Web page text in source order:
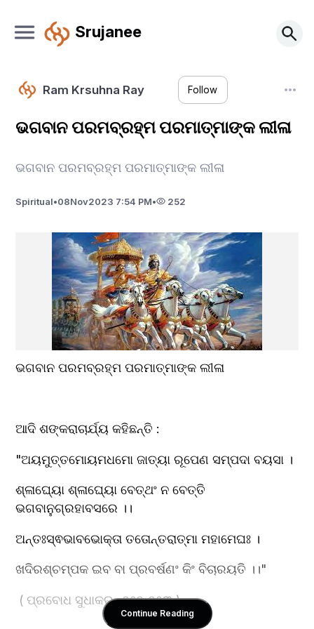
Srujanee
Ram Krsuhna Ray Follow
ଭଗବାନ ପରମବ୍ରହ୍ମ ପରମାତ୍ମାଙ୍କ ଲୀଳା
ଭଗବାନ ପରମବ୍ରହ୍ମ ପରମାତ୍ମାଙ୍କ ଲୀଳା
Spiritual•08Nov2023 7:54 PM• 252
ଭଗବାନ ପରମବ୍ରହ୍ମ ପରମାତ୍ମାଙ୍କ ଲୀଳା
ଆଦି ଶଙ୍କରାଚାର୍ଯ୍ୟ କହିଛନ୍ତି :
"ଅୟମୁତ୍ତମୋୟମଧମୋ ଜାତ୍ୟା ରୂପେଣ ସମ୍ପଦା ବୟସା ।
ଶ୍ଳାଘ୍ୟୋ ଶ୍ଳାଘ୍ୟୋ ବେତ୍ଥଂ ନ ବେତ୍ତି
ଭଗବାନୁଗ୍ରହାବସରେ ।।
ଅନ୍ତଃସ୍ଵଭାବଭୋକ୍ତା ତତୋନ୍ତରାତ୍ମା ମହାମେଘଃ ।
ଖଦିରଶ୍ଚମ୍ପକ ଇବ ବା ପ୍ରବର୍ଷଣଂ କିଂ ବିଚାରୟତି ।।"
( ପ୍ରବୋଧ ସୁଧାକର -୨୫୨-୨୫୩ )
Continue Reading